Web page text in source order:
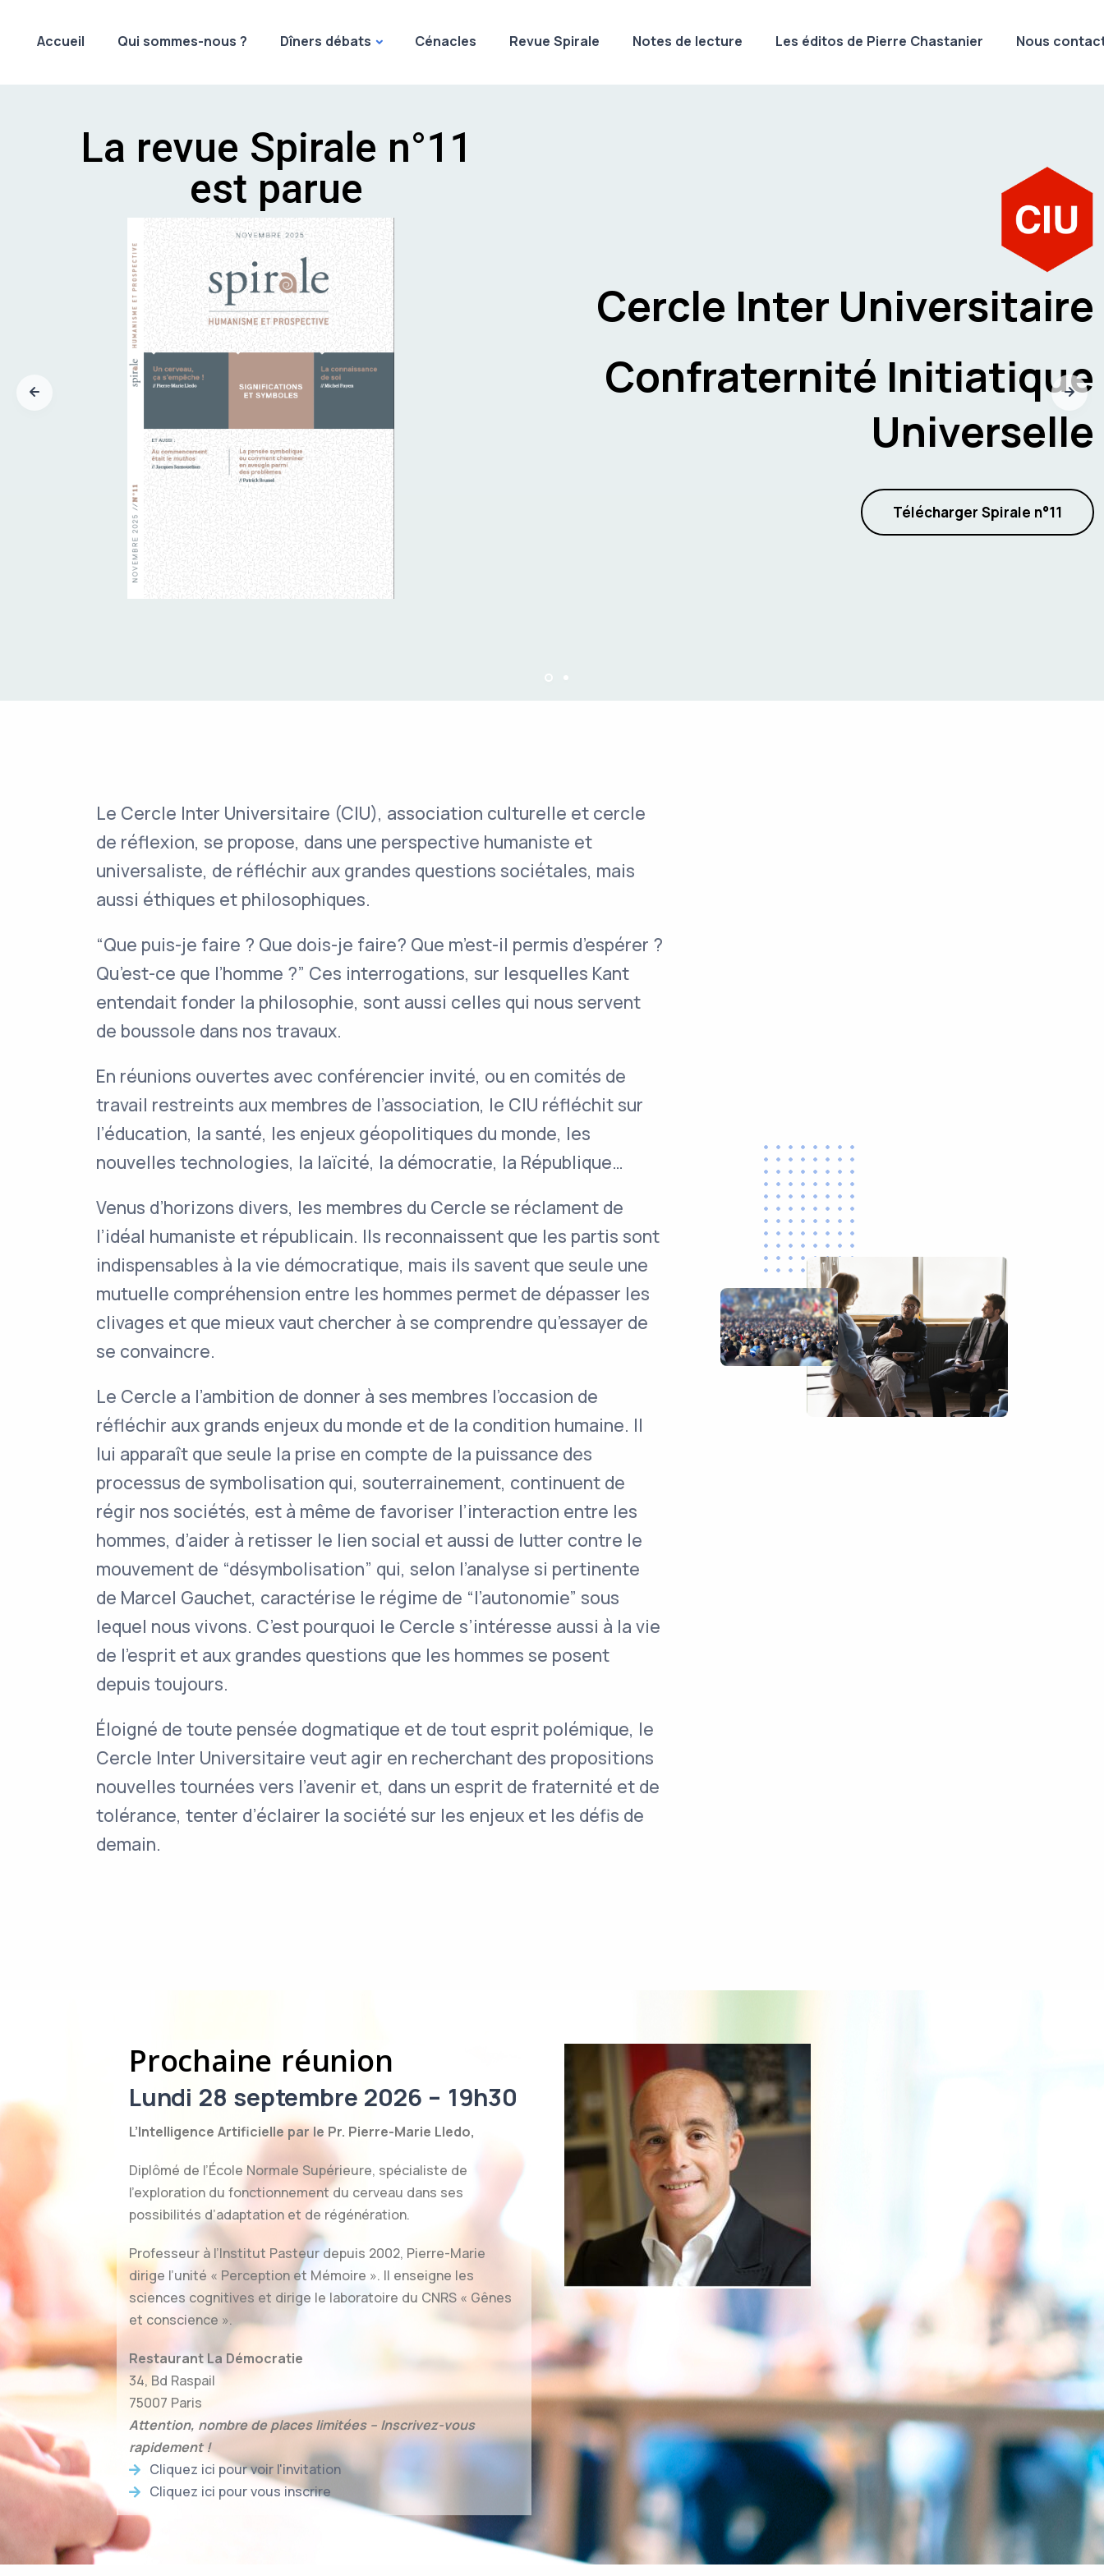
Accueil Qui sommes-nous ? Dîners débats Cénacles Revue Spirale Notes de lecture Les éditos de Pierre Chastanier Nous
Cercle Inter Universitaire
Confraternité Initiatique
Universelle
Télécharger Spirale n°11
La revue Spirale n°11
est parue
Le Cercle Inter Universitaire (CIU), association culturelle et cercle
de réflexion, se propose, dans une perspective humaniste et
universaliste, de réfléchir aux grandes questions sociétales, mais
aussi éthiques et philosophiques.
“Que puis-je faire ? Que dois-je faire? Que m’est-il permis d’espérer ?
Qu’est-ce que l’homme ?” Ces interrogations, sur lesquelles Kant
entendait fonder la philosophie, sont aussi celles qui nous servent
de boussole dans nos travaux.
En réunions ouvertes avec conférencier invité, ou en comités de
travail restreints aux membres de l’association, le CIU réfléchit sur
l’éducation, la santé, les enjeux géopolitiques du monde, les
nouvelles technologies, la laïcité, la démocratie, la République…
Venus d’horizons divers, les membres du Cercle se réclament de
l’idéal humaniste et républicain. Ils reconnaissent que les partis sont
indispensables à la vie démocratique, mais ils savent que seule une
mutuelle compréhension entre les hommes permet de dépasser les
clivages et que mieux vaut chercher à se comprendre qu’essayer de
se convaincre.
Le Cercle a l’ambition de donner à ses membres l’occasion de
réfléchir aux grands enjeux du monde et de la condition humaine. Il
lui apparaît que seule la prise en compte de la puissance des
processus de symbolisation qui, souterrainement, continuent de
régir nos sociétés, est à même de favoriser l’interaction entre les
hommes, d’aider à retisser le lien social et aussi de lutter contre le
mouvement de “désymbolisation” qui, selon l’analyse si pertinente
de Marcel Gauchet, caractérise le régime de “l’autonomie” sous
lequel nous vivons. C’est pourquoi le Cercle s’intéresse aussi à la vie
de l’esprit et aux grandes questions que les hommes se posent
depuis toujours.
Éloigné de toute pensée dogmatique et de tout esprit polémique, le
Cercle Inter Universitaire veut agir en recherchant des propositions
nouvelles tournées vers l’avenir et, dans un esprit de fraternité et de
tolérance, tenter d’éclairer la société sur les enjeux et les défis de
demain.
Prochaine réunion
Lundi 28 septembre 2026 – 19h30
L’Intelligence Artificielle par le Pr. Pierre-Marie Lledo,
Diplômé de l’École Normale Supérieure, spécialiste de
l’exploration du fonctionnement du cerveau dans ses
possibilités d’adaptation et de régénération.
Professeur à l’Institut Pasteur depuis 2002, Pierre-Marie
dirige l’unité « Perception et Mémoire ». Il enseigne les
sciences cognitives et dirige le laboratoire du CNRS « Gênes
et conscience ».
Restaurant La Démocratie
34, Bd Raspail
75007 Paris
Attention, nombre de places limitées – Inscrivez-vous
rapidement !
Cliquez ici pour voir l'invitation
Cliquez ici pour vous inscrire